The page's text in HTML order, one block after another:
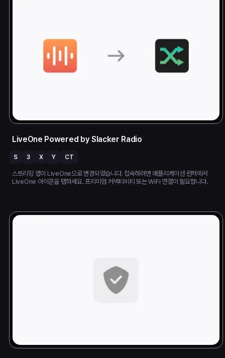
LiveOne Powered by Slacker Radio
S 3 X Y CT
스트리밍 앱이 LiveOne으로 변경되었습니다. 접속하려면 애플리케이션 런처에서
LiveOne 아이콘을 탭하세요. 프리미엄 커넥티비티 또는 WiFi 연결이 필요합니다.